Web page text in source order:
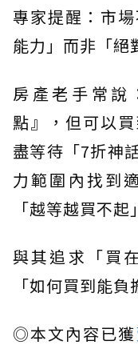
專家提醒：市
能力」而非「絕
房產老手常說
點』，但可以
盡等待「7折神
力範圍內找到
「越等越買不
與其追求「買
「如何買到能
◎本文內容已獲